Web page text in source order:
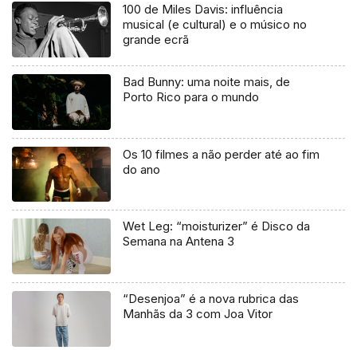
100 de Miles Davis: influência
musical (e cultural) e o músico no
grande ecrã
Bad Bunny: uma noite mais, de
Porto Rico para o mundo
Os 10 filmes a não perder até ao fim
do ano
Wet Leg: “moisturizer” é Disco da
Semana na Antena 3
“Desenjoa” é a nova rubrica das
Manhãs da 3 com Joa Vitor